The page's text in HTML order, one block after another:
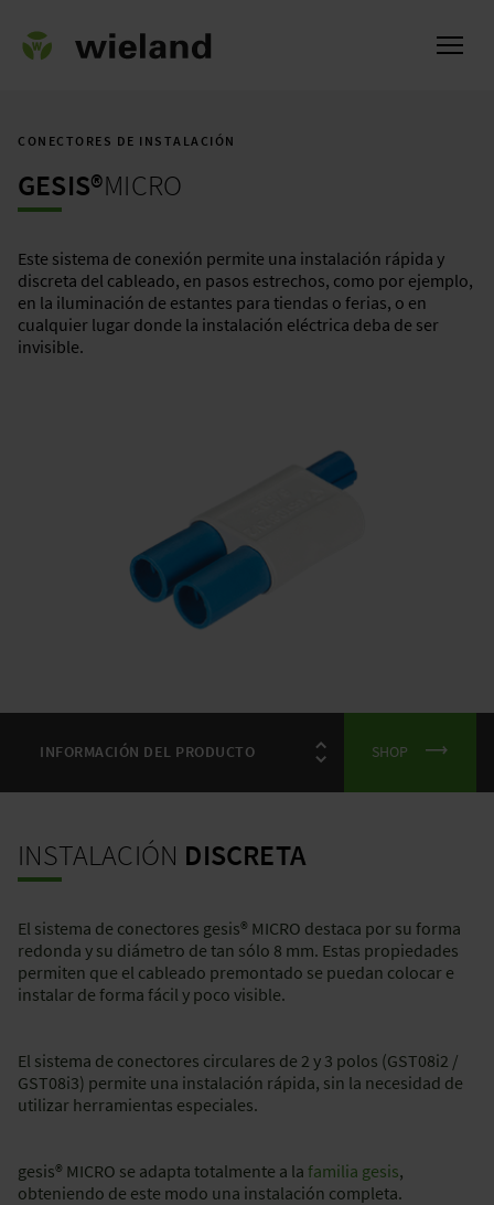
CONECTORES DE INSTALACIÓN
GESIS®MICRO
Este sistema de conexión permite una instalación rápida y
discreta del cableado, en pasos estrechos, como por ejemplo,
en la iluminación de estantes para tiendas o ferias, o en
cualquier lugar donde la instalación eléctrica deba de ser
invisible.
SHOP
INSTALACIÓN DISCRETA
El sistema de conectores gesis® MICRO destaca por su forma
redonda y su diámetro de tan sólo 8 mm. Estas propiedades
permiten que el cableado premontado se puedan colocar e
instalar de forma fácil y poco visible.
El sistema de conectores circulares de 2 y 3 polos (GST08i2 /
GST08i3) permite una instalación rápida, sin la necesidad de
utilizar herramientas especiales.
gesis® MICRO se adapta totalmente a la familia gesis,
obteniendo de este modo una instalación completa.